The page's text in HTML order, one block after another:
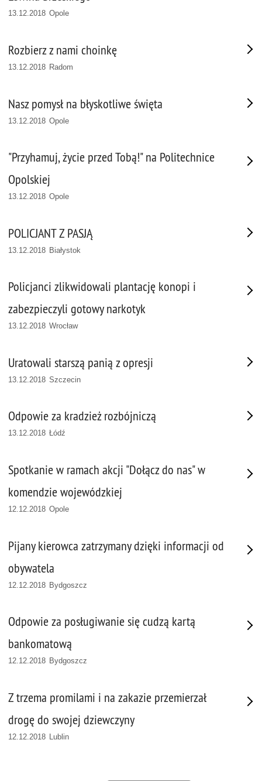
13.12.2018 Opole
Rozbierz z nami choinkę
13.12.2018 Radom
Nasz pomysł na błyskotliwe święta
13.12.2018 Opole
"Przyhamuj, życie przed Tobą!" na Politechnice
Opolskiej
13.12.2018 Opole
POLICJANT Z PASJĄ
13.12.2018 Białystok
Policjanci zlikwidowali plantację konopi i
zabezpieczyli gotowy narkotyk
13.12.2018 Wrocław
Uratowali starszą panią z opresji
13.12.2018 Szczecin
Odpowie za kradzież rozbójniczą
13.12.2018 Łódź
Spotkanie w ramach akcji "Dołącz do nas" w
komendzie wojewódzkiej
12.12.2018 Opole
Pijany kierowca zatrzymany dzięki informacji od
obywatela
12.12.2018 Bydgoszcz
Odpowie za posługiwanie się cudzą kartą
bankomatową
12.12.2018 Bydgoszcz
Z trzema promilami i na zakazie przemierzał
drogę do swojej dziewczyny
12.12.2018 Lublin